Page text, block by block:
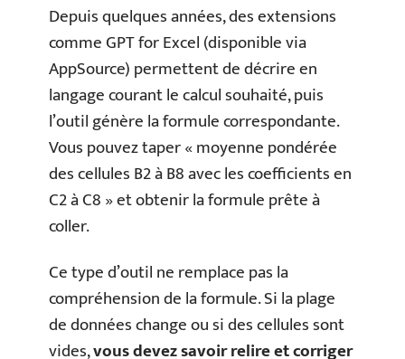
Depuis quelques années, des extensions
comme GPT for Excel (disponible via
AppSource) permettent de décrire en
langage courant le calcul souhaité, puis
l’outil génère la formule correspondante.
Vous pouvez taper « moyenne pondérée
des cellules B2 à B8 avec les coefficients en
C2 à C8 » et obtenir la formule prête à
coller.
Ce type d’outil ne remplace pas la
compréhension de la formule. Si la plage
de données change ou si des cellules sont
vides,vous devez savoir relire et corriger